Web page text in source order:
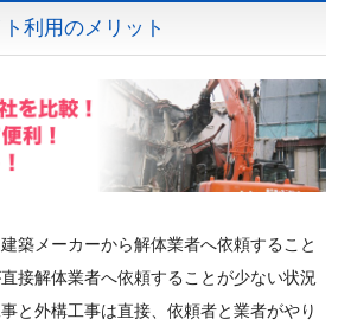
利用のメリット
築メーカーから解体業者へ依頼すること
接解体業者へ依頼することが少ない状況
と外構工事は直接、依頼者と業者がやり